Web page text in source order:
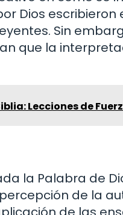
Dios
Sin
que la
Lecciones de
la Palabra de
de la